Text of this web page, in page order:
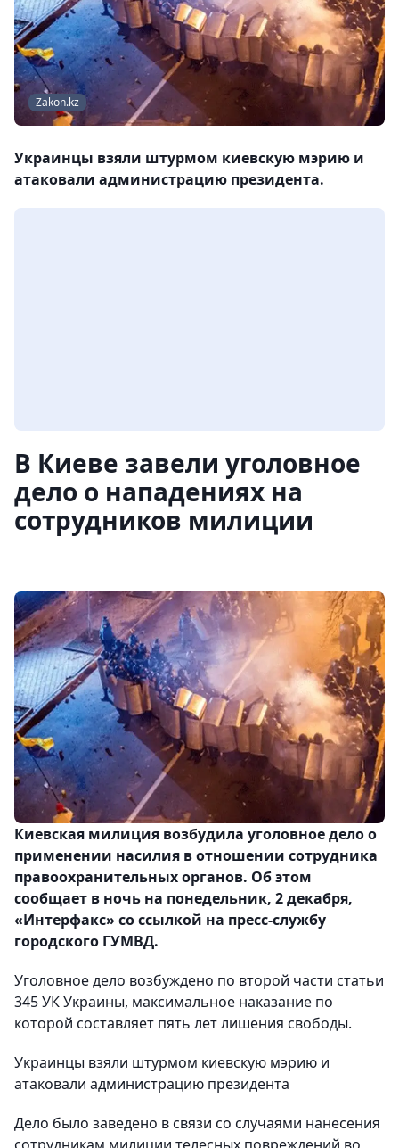
Zakon.kz
Украинцы взяли штурмом киевскую мэрию и
атаковали администрацию президента.
В Киеве завели уголовное
дело о нападениях на
сотрудников милиции
Киевская милиция возбудила уголовное дело о
применении насилия в отношении сотрудника
правоохранительных органов. Об этом
сообщает в ночь на понедельник, 2 декабря,
«Интерфакс» со ссылкой на пресс-службу
городского ГУМВД.
Уголовное дело возбуждено по второй части статьи
345 УК Украины, максимальное наказание по
которой составляет пять лет лишения свободы.
Украинцы взяли штурмом киевскую мэрию и
атаковали администрацию президента
Дело было заведено в связи со случаями нанесения